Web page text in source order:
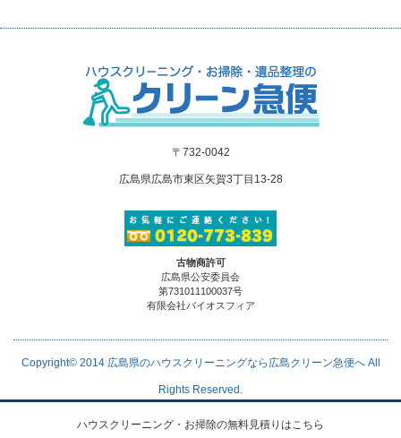
〒732-0042
広島県広島市東区矢賀3丁目13-28
古物商許可
広島県公安委員会
第731011100037号
有限会社バイオスフィア
Copyright© 2014 広島県のハウスクリーニングなら広島クリーン急便へAll
Rights Reserved.
ハウスクリーニング・お掃除の無料見積りはこちら